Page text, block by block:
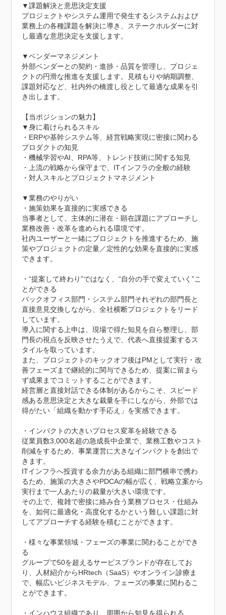
▼課題解決と意思決定支援
プロジェクトやシステム運用で発生するシステムおよび
業務上の各種課題を解決に導き、ステークホルダーに対
し最適な意思決定を支援します。
▼ベンダーマネジメント
外部ベンダーとの契約・進捗・品質を管理し、プロジェ
クトの円滑な推進を支援します。見積もりや納期調整、
課題対応など、社内外の橋渡し役として最適な成果を引
き出します。
【当ポジションの魅力】
▼身に着けられるスキル
・ERPや基幹システム等、経営戦略実現に密接に関わる
プロダクトの知見
・機械学習やAI、RPA等、トレンド技術に関する知見
・上流の戦略から保守まで、ITインフラの全般の経験
・対人スキルとプロジェクトマネジメント
▼業務のやりがい
・施策効果を直接的に実感できる
当事者として、主体的に潜在・顕在課題にアプローチし
業務改善・改革を進められる環境です。
社内ユーザーと一緒にプロジェクトを推進するため、施
策やプロジェクトの定量／定性的な効果を直接的に実感
できます。
・“提案して終わり”ではなく、“自分の手で変えていく”こ
とができる
バックオフィス部門・システム部門それぞれの部門長と
直接意見交換しながら、全社横断プロジェクトをリード
しています。
導入に関する上申は、現場で得た知見を自ら整理し、部
門長の視点を反映させたうえで、代表へ直接提案するス
タイルを取っています。
また、プロジェクトのキックオフ後はPMとして実行・改
善フェーズまで継続的に関与できるため、提案に留まら
ず成果までコミットすることができます。
経営層と直接対話できる体制があるからこそ、スピード
感ある意思決定と大きな裁量を手にしながら、外部では
得がたい「組織を動かす手応え」を実感できます。
・インパクトの大きいプロセス変革を経験できる
従業員数3,000名超の急成長中企業で、業務工数やコスト
削減をするため、事業運営に大きなインパクトを創出で
きます。
ITインフラへ投資する余力がある組織に部門横串で携わ
るため、施策の大きさやPDCAの幅が広く、戦略立案から
実行まで一人あたりの裁量が大きい環境です。
その上で、複雑で密接に絡み合う業務プロセス・仕組み
を、如何に最適化・高度化するかという難しい課題に対
してアプローチする経験を積むことができます。
・様々な事業領域・フェーズの事業に関わることができ
る
グループで50を超えるサービスブランドが存在してお
り、人材紹介からHRtech（SaaS）やオンライン診療ま
で、幅広いビジネスモデル、フェーズの事業に関わるこ
とができます。
・インハウス組織であり、周囲から知見を得られる